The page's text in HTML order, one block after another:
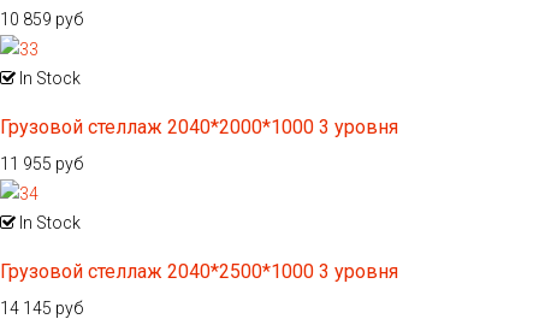
10 859 руб
In Stock
Грузовой стеллаж 2040*2000*1000 3 уровня
11 955 руб
In Stock
Грузовой стеллаж 2040*2500*1000 3 уровня
14 145 руб